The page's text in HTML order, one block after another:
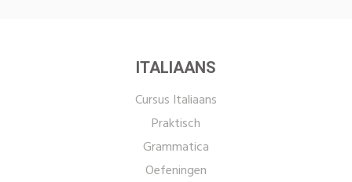
ITALIAANS
Cursus Italiaans
Praktisch
Grammatica
Oefeningen